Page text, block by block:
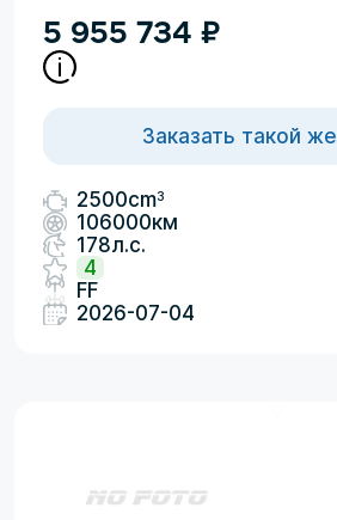
5 955 734 ₽
Заказать такой же
2500cm3
106000км
178л.с.
4
FF
2026-07-04